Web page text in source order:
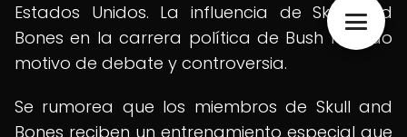
Estados Unidos. La influencia de Skull and
Bones en la carrera política de Bush ha sido
motivo de debate y controversia.
Se rumorea que los miembros de Skull and
Bones reciben un entrenamiento especial que